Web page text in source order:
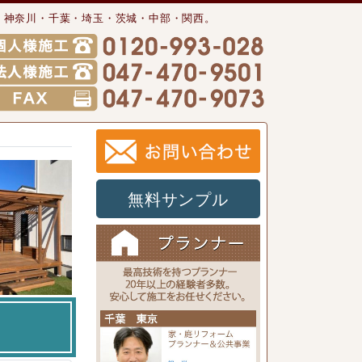
奈川・千葉・埼玉・茨城・中部・関西。
無料サンプル